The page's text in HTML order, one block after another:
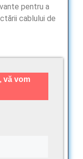
pentru a
cablului de
vă vom